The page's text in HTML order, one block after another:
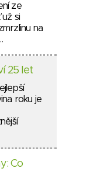
ze
už si
na
25 let
roku je
Co